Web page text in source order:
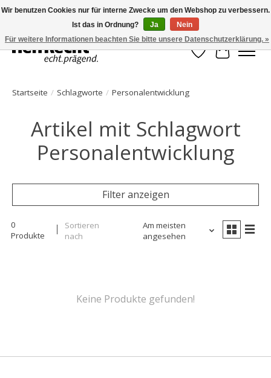
HelfRecht-Planer | Jahresaktualisierungen | Zubehör
Wunschzettel
Ihr
Startseite / Schlagworte / Personalentwicklung
Artikel mit Schlagwort
Personalentwicklung
Filter anzeigen
0
Produkte
Sortieren
nach
Am meisten
angesehen
Keine Produkte gefunden!
Wir benutzen Cookies nur für interne Zwecke um den Webshop zu verbessern.
Ist das in Ordnung?
Ja
Nein
Für weitere Informationen beachten Sie bitte unsere Datenschutzerklärung. »